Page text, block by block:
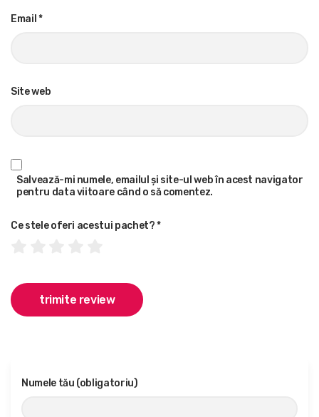
Email *
Site web
Salvează-mi numele, emailul și site-ul web în acest navigator
pentru data viitoare când o să comentez.
Ce stele oferi acestui pachet?*
Numele tău (obligatoriu)